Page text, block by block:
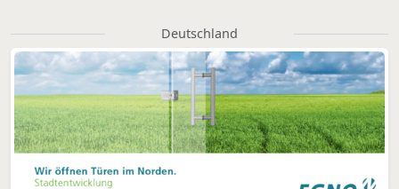
Deutschland